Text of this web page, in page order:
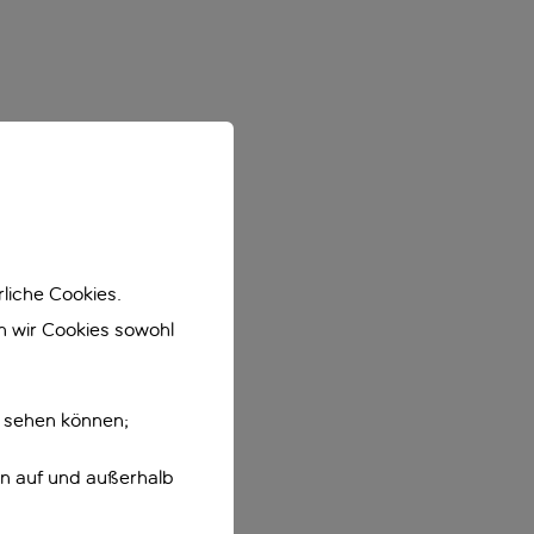
Cookies.
wir Cookies sowohl
können;
auf und außerhalb